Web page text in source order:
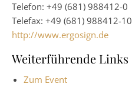
Telefon: +49 (681) 988412-0
Telefax: +49 (681) 988412-10
http://www.ergosign.de
Weiterführende Links
Zum Event